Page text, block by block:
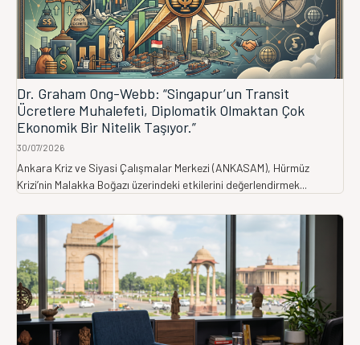
Dr. Graham Ong-Webb: “Singapur’un Transit
Ücretlere Muhalefeti, Diplomatik Olmaktan Çok
Ekonomik Bir Nitelik Taşıyor.”
30/07/2026
Ankara Kriz ve Siyasi Çalışmalar Merkezi (ANKASAM), Hürmüz
Krizi’nin Malakka Boğazı üzerindeki etkilerini değerlendirmek...